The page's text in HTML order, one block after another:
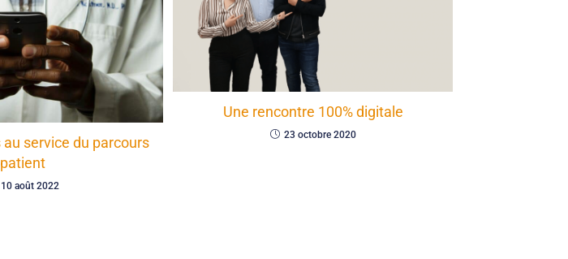
service du parcours
patient
10 août 2022
Une rencontre 100% digitale
23 octobre 2020